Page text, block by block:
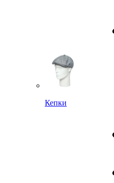
Кепки